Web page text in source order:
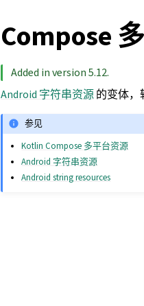
Compose
Added in version 5.12.
Android 字符串资源的变体，
参见
Kotlin Compose 多平台资源
Android 字符串资源
Android string resources